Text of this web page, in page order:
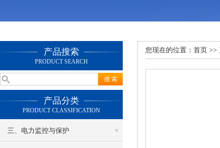
产品搜索
PRODUCT SEARCH
产品分类
PRODUCT CLASSIFICATION
三、电力监控与保护
您现在的位置： 首页 >>